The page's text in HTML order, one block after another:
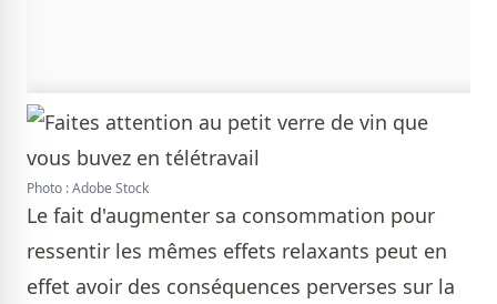
Photo : Adobe Stock
Le fait d'augmenter sa consommation pour
ressentir les mêmes effets relaxants peut en
effet avoir des conséquences perverses sur la